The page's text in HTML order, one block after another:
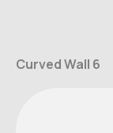
Curved Wall 6